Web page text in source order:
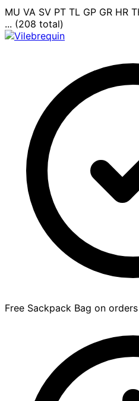
MU VA SV PT TL GP GR HR
... (208 total)
Free Sackpack Bag on